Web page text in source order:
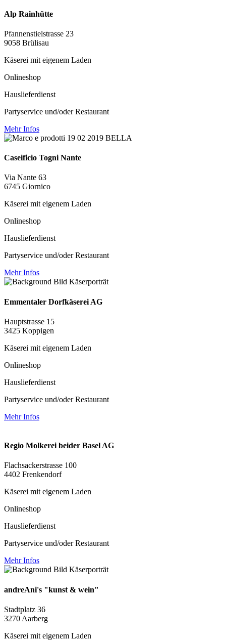
Alp Rainhütte
Pfannenstielstrasse 23
9058 Brülisau
Käserei mit eigenem Laden
Onlineshop
Hauslieferdienst
Partyservice und/oder Restaurant
Mehr Infos
Caseificio Togni Nante
Via Nante 63
6745 Giornico
Käserei mit eigenem Laden
Onlineshop
Hauslieferdienst
Partyservice und/oder Restaurant
Mehr Infos
Emmentaler Dorfkäserei AG
Hauptstrasse 15
3425 Koppigen
Käserei mit eigenem Laden
Onlineshop
Hauslieferdienst
Partyservice und/oder Restaurant
Mehr Infos
Regio Molkerei beider Basel AG
Flachsackerstrasse 100
4402 Frenkendorf
Käserei mit eigenem Laden
Onlineshop
Hauslieferdienst
Partyservice und/oder Restaurant
Mehr Infos
andreAni's "kunst & wein"
Stadtplatz 36
3270 Aarberg
Käserei mit eigenem Laden